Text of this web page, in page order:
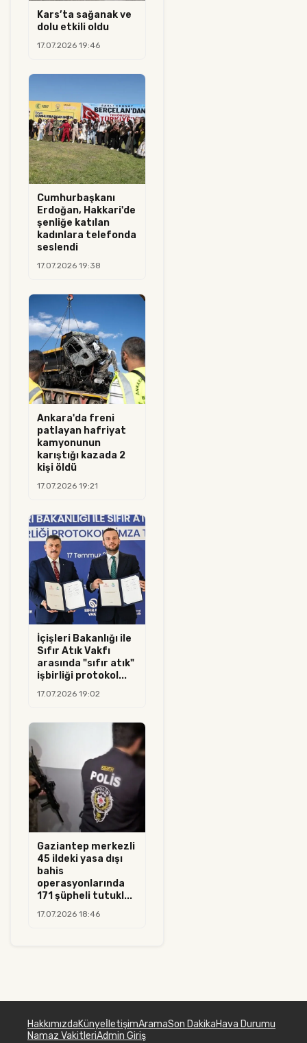
Kars’ta sağanak ve
dolu etkili oldu
17.07.2026 19:46
Cumhurbaşkanı
Erdoğan, Hakkari'de
şenliğe katılan
kadınlara telefonda
seslendi
17.07.2026 19:38
Ankara'da freni
patlayan hafriyat
kamyonunun
karıştığı kazada 2
kişi öldü
17.07.2026 19:21
İçişleri Bakanlığı ile
Sıfır Atık Vakfı
arasında "sıfır atık"
işbirliği protokol...
17.07.2026 19:02
Gaziantep merkezli
45 ildeki yasa dışı
bahis
operasyonlarında
171 şüpheli tutukl...
17.07.2026 18:46
HakkımızdaKünyeİletişimAramaSon DakikaHava Durumu
Namaz VakitleriAdmin Giriş